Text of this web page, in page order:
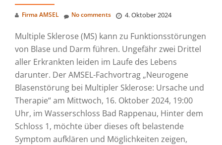
Firma AMSEL 4. Oktober 2024
No comments
Multiple Sklerose (MS) kann zu Funktionsstörungen
von Blase und Darm führen. Ungefähr zwei Drittel
aller Erkrankten leiden im Laufe des Lebens
darunter. Der AMSEL-Fachvortrag „Neurogene
Blasenstörung bei Multipler Sklerose: Ursache und
Therapie“ am Mittwoch, 16. Oktober 2024, 19:00
Uhr, im Wasserschloss Bad Rappenau, Hinter dem
Schloss 1, möchte über dieses oft belastende
Symptom aufklären und Möglichkeiten zeigen,